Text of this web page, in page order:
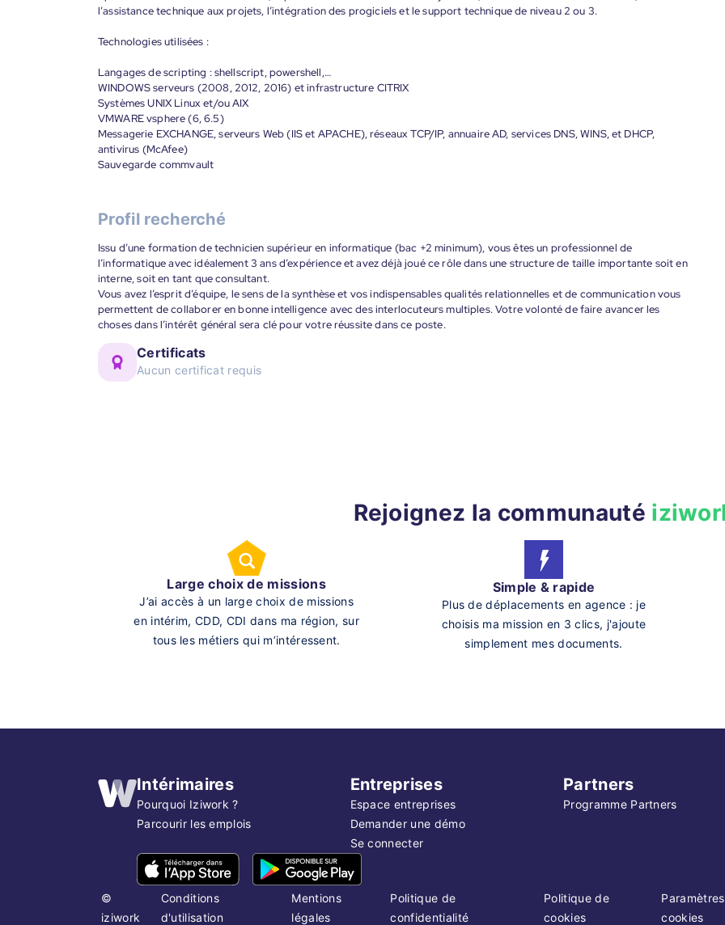
l’assistance technique aux projets, l’intégration des progiciels et le support technique de niveau 2 ou 3.
Technologies utilisées :
Langages de scripting : shellscript, powershell,…
WINDOWS serveurs (2008, 2012, 2016) et infrastructure CITRIX
Systèmes UNIX Linux et/ou AIX
VMWARE vsphere (6, 6.5)
Messagerie EXCHANGE, serveurs Web (IIS et APACHE), réseaux TCP/IP, annuaire AD, services DNS, WINS, et DHCP,
antivirus (McAfee)
Sauvegarde commvault
Profil recherché
Issu d’une formation de technicien supérieur en informatique (bac +2 minimum), vous êtes un professionnel de
l’informatique avec idéalement 3 ans d’expérience et avez déjà joué ce rôle dans une structure de taille importante soit en
interne, soit en tant que consultant.
Vous avez l’esprit d’équipe, le sens de la synthèse et vos indispensables qualités relationnelles et de communication vous
permettent de collaborer en bonne intelligence avec des interlocuteurs multiples. Votre volonté de faire avancer les
choses dans l’intérêt général sera clé pour votre réussite dans ce poste.
Certificats
Aucun certificat requis
Rejoignez la communauté
Large choix de missions
J’ai accès à un large choix de missions
en intérim, CDD, CDI dans ma région, sur
tous les métiers qui m’intéressent.
Simple & rapide
Plus de déplacements en agence : je
choisis ma mission en 3 clics, j'ajoute
simplement mes documents.
Intérimaires
Pourquoi Iziwork ?
Parcourir les emplois
Entreprises
Espace entreprises
Demander une démo
Se connecter
Partners
Programme Partners
©
iziwork
Conditions
d'utilisation
Mentions
légales
Politique de
confidentialité
Politique de
cookies
cookies